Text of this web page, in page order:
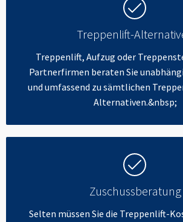
Treppenlift-
Treppenlift, Aufzug oder
Partnerfirmen beraten Sie
und umfassend zu sämtlichen
Alternativen.&nbsp;
Zuschussberatung
Selten müssen Sie die Treppenlift-